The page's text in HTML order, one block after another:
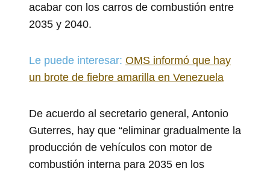
acabar con los carros de combustión entre
2035 y 2040.
Le puede interesar: OMS informó que hay
un brote de fiebre amarilla en Venezuela
De acuerdo al secretario general, Antonio
Guterres, hay que “eliminar gradualmente la
producción de vehículos con motor de
combustión interna para 2035 en los